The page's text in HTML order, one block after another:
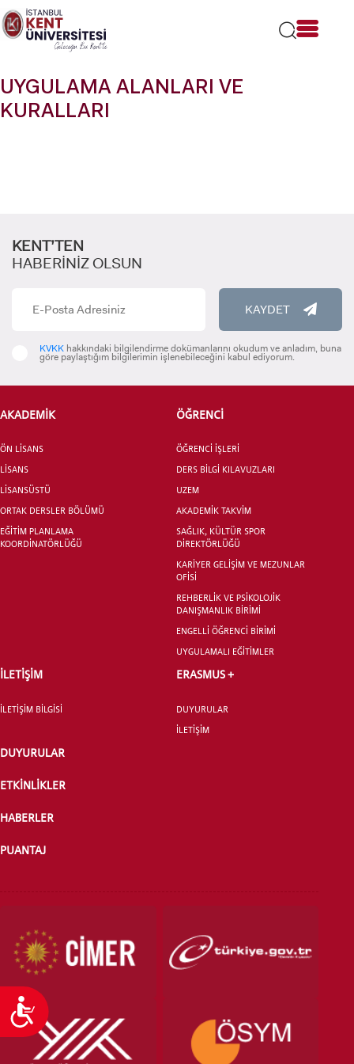
Lütfen
dikkat:
Bu
bir
erişilebilirlik
sistemi
Ulaşılabilirlik
ADAY ÖĞRENCİ
INTERNATIONAL
STUDENT
ÖNLİSANS ve
UYGULAMA ALANLARI VE
KURALLARI
KENT’TEN
HABERİNİZ OLSUN
KAYDET
KVKK hakkındaki bilgilendirme dokümanlarını okudum ve anladım, buna
göre paylaştığım bilgilerimin işlenebileceğini kabul ediyorum.
AKADEMİK
ÖN LİSANS
LİSANS
LİSANSÜSTÜ
ORTAK DERSLER BÖLÜMÜ
EĞİTİM PLANLAMA
KOORDİNATÖRLÜĞÜ
ÖĞRENCİ
ÖĞRENCİ İŞLERİ
DERS BİLGİ KILAVUZLARI
UZEM
AKADEMİK TAKVİM
SAĞLIK, KÜLTÜR SPOR
DİREKTÖRLÜĞÜ
KARİYER GELİŞİM VE MEZUNLAR
OFİSİ
REHBERLİK VE PSİKOLOJİK
DANIŞMANLIK BİRİMİ
ENGELLİ ÖĞRENCİ BİRİMİ
UYGULAMALI EĞİTİMLER
İLETİŞİM
İLETİŞİM BİLGİSİ
ERASMUS +
DUYURULAR
İLETİŞİM
DUYURULAR
ETKİNLİKLER
HABERLER
PUANTAJ